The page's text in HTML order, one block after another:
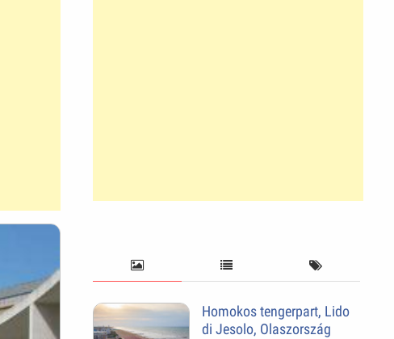
Homokos tengerpart, Lido
di Jesolo, Olaszország